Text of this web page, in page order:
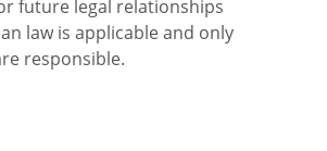
future legal relationships
law is applicable and only
responsible.